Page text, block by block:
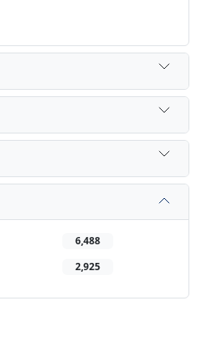
6,488
2,925